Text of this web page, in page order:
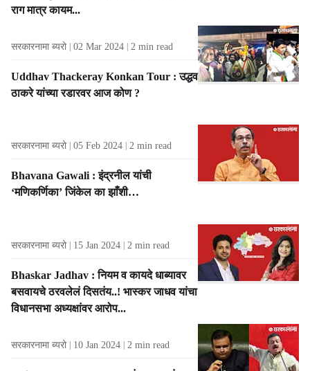
राग मात्र कायम...
सरकारनामा ब्यरो 02 Mar 2024 2 min read
Uddhav Thackeray Konkan Tour : उद्धव
ठाकरे यांच्या रडारवर आज कोण ?
सरकारनामा ब्यरो 05 Feb 2024 2 min read
Bhavana Gawali : इंद्रनील यांची
‘मणिकर्णिका’ जिंकेल का झाँशी…
सरकारनामा ब्यरो 15 Jan 2024 2 min read
Bhaskar Jadhav : नियम व कायदे धाब्यावर
बसवायचे ठरवलेलं दिसतंय..! भास्कर जाधव यांचा
विधानसभा अध्यक्षांवर आरोप...
सरकारनामा ब्यरो 10 Jan 2024 2 min read